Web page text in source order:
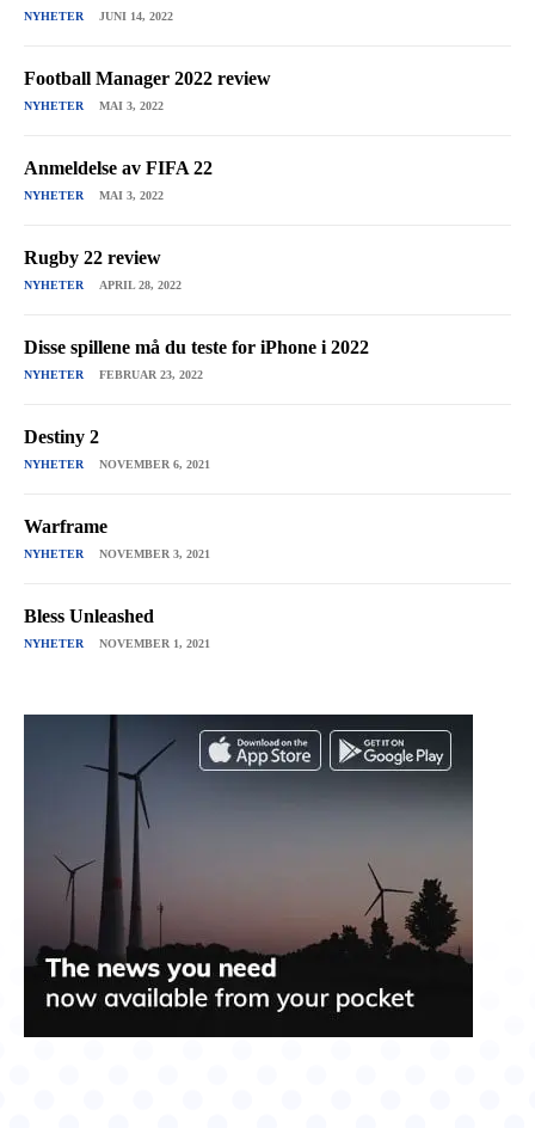
NYHETER JUNI 14, 2022
Football Manager 2022 review
NYHETER MAI 3, 2022
Anmeldelse av FIFA 22
NYHETER MAI 3, 2022
Rugby 22 review
NYHETER APRIL 28, 2022
Disse spillene må du teste for iPhone i 2022
NYHETER FEBRUAR 23, 2022
Destiny 2
NYHETER NOVEMBER 6, 2021
Warframe
NYHETER NOVEMBER 3, 2021
Bless Unleashed
NYHETER NOVEMBER 1, 2021